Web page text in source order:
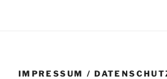
IMPRESSUM /